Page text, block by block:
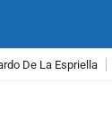
De La Espriella